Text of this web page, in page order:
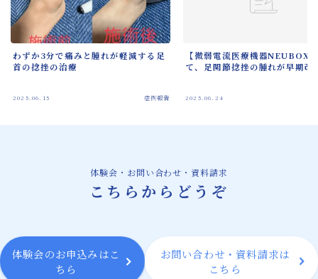
わずか3分で痛みと腫れが軽減する足
首の捻挫の治療
2025.06.15 症例報告
【微弱電流医療機器NEUBOX
て、足関節捻挫の腫れが早期改
2025.06.24
体験会・お問い合わせ・資料請求
こちらからどうぞ
体験会のお申込みはこ
ちら
お問い合わせ・資料請求は
こちら